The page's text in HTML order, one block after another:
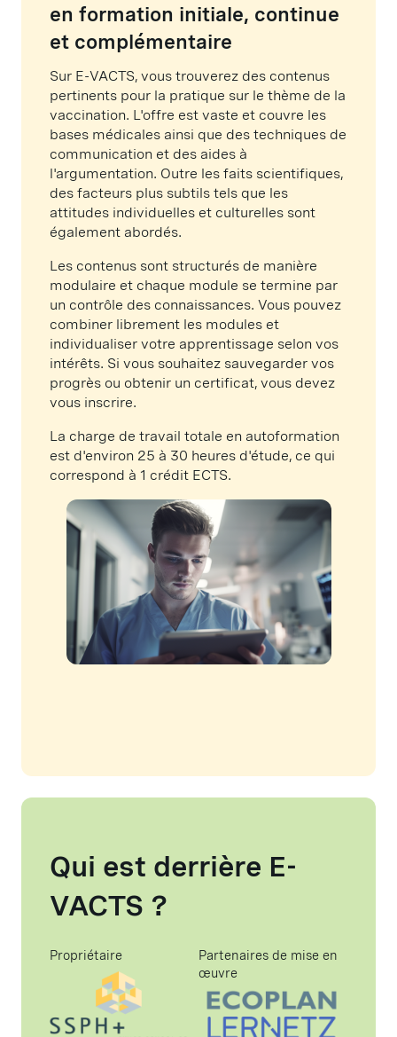
en formation initiale, continue
et complémentaire
Sur E-VACTS, vous trouverez des contenus
pertinents pour la pratique sur le thème de la
vaccination. L'offre est vaste et couvre les
bases médicales ainsi que des techniques de
communication et des aides à
l'argumentation. Outre les faits scientifiques,
des facteurs plus subtils tels que les
attitudes individuelles et culturelles sont
également abordés.
Les contenus sont structurés de manière
modulaire et chaque module se termine par
un contrôle des connaissances. Vous pouvez
combiner librement les modules et
individualiser votre apprentissage selon vos
intérêts. Si vous souhaitez sauvegarder vos
progrès ou obtenir un certificat, vous devez
vous inscrire.
La charge de travail totale en autoformation
est d'environ 25 à 30 heures d'étude, ce qui
correspond à 1 crédit ECTS.
Qui est derrière E-
VACTS ?
Propriétaire
Partenaires de mise en
œuvre